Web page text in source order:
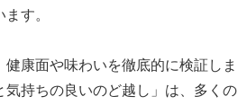
す。
康面や味わいを徹底的に検証しま
持ちの良いのど越し」は、多くの